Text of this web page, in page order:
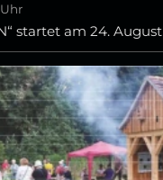
startet am 24. August